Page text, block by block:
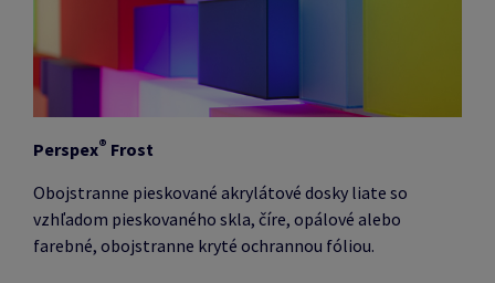
Perspex® Frost
Obojstranne pieskované akrylátové dosky liate so
vzhľadom pieskovaného skla, číre, opálové alebo
farebné, obojstranne kryté ochrannou fóliou.